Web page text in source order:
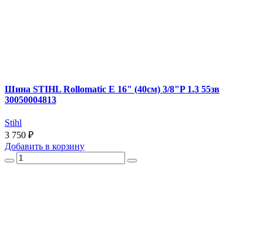
Шина STIHL Rollomatic E 16" (40см) 3/8"P 1.3 55зв
30050004813
Stihl
3 750 ₽
Добавить в корзину